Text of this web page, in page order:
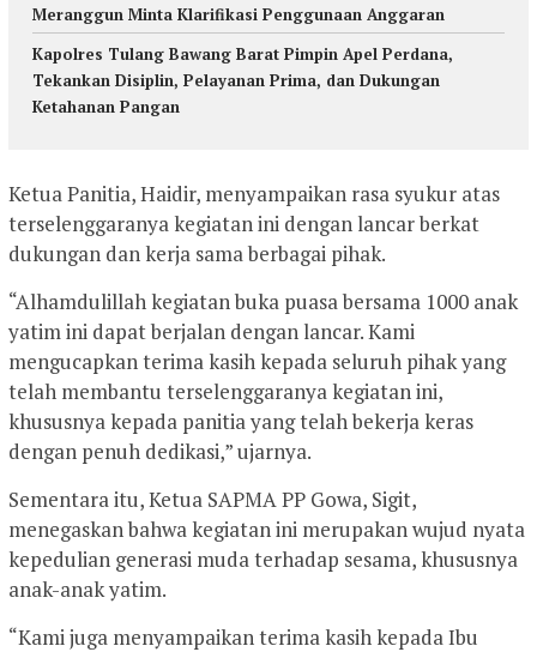
Meranggun Minta Klarifikasi Penggunaan Anggaran
Kapolres Tulang Bawang Barat Pimpin Apel Perdana,
Tekankan Disiplin, Pelayanan Prima, dan Dukungan
Ketahanan Pangan
Ketua Panitia, Haidir, menyampaikan rasa syukur atas
terselenggaranya kegiatan ini dengan lancar berkat
dukungan dan kerja sama berbagai pihak.
“Alhamdulillah kegiatan buka puasa bersama 1000 anak
yatim ini dapat berjalan dengan lancar. Kami
mengucapkan terima kasih kepada seluruh pihak yang
telah membantu terselenggaranya kegiatan ini,
khususnya kepada panitia yang telah bekerja keras
dengan penuh dedikasi,” ujarnya.
Sementara itu, Ketua SAPMA PP Gowa, Sigit,
menegaskan bahwa kegiatan ini merupakan wujud nyata
kepedulian generasi muda terhadap sesama, khususnya
anak-anak yatim.
“Kami juga menyampaikan terima kasih kepada Ibu